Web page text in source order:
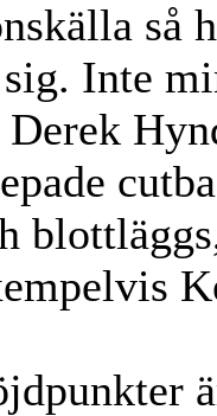
så
Inte